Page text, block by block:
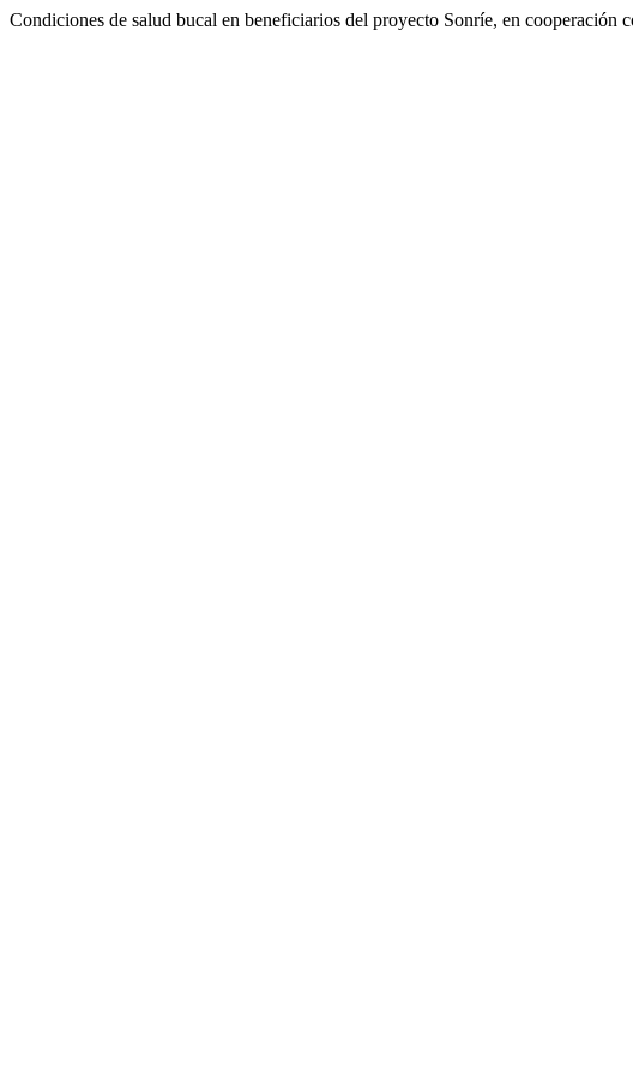
Condiciones de salud bucal en beneficiarios del proyecto Sonríe, en cooperación